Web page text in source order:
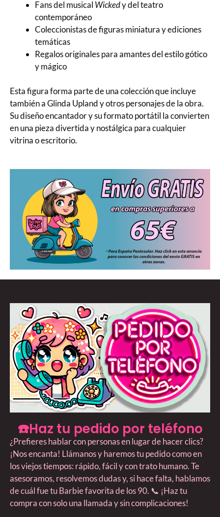
Fans del musical Wickedy del teatro
contemporáneo
Coleccionistas de figuras miniatura y ediciones
temáticas
Regalos originales para amantes del estilo gótico
y mágico
Esta figura forma parte de una colección que incluye
también a Glinda Upland y otros personajes de la obra.
Su diseño encantador y su formato portátil la convierten
en una pieza divertida y nostálgica para cualquier
vitrina o escritorio.
☎️Haz tu pedido por teléfono
¿Prefieres hablar con personas en lugar de hacer clics?
¡Nos encanta! Llámanos y haremos tu pedido como en
los viejos tiempos: rápido, fácil y con trato humano. Te
asesoramos, resolvemos dudas y, si hace falta, hablamos
de cuál fue tu Barbie favorita de los 90. 📞 ¡Haz tu
compra con solo una llamada y sin complicaciones!